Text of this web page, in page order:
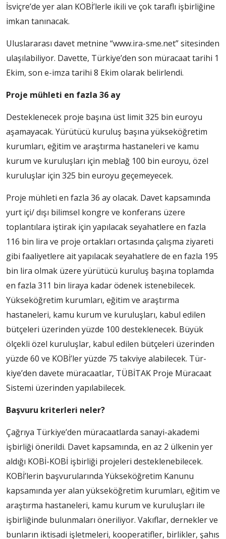
İsviç­re’de yer alan KOBİ’lerle ikili ve çok taraflı işbirliğine
imkan ta­nınacak.
Uluslararası davet metni­ne “www.ira-sme.net” sitesin­den
ulaşılabiliyor. Davette, Tür­kiye’den son müracaat tarihi 1
Ekim, son e-imza tarihi 8 Ekim olarak belirlendi.
Proje mühleti en fazla 36 ay
Desteklenecek proje başına üst limit 325 bin euroyu
aşama­yacak. Yürütücü kuruluş başına yükseköğretim
kurumları, eği­tim ve araştırma hastaneleri ve kamu
kurum ve kuruluşları için meblağ 100 bin euroyu, özel
kuru­luşlar için 325 bin euroyu geçe­meyecek.
Proje mühleti en fazla 36 ay ola­cak. Davet kapsamında
yurt içi/ dışı bilimsel kongre ve konfe­rans üzere
toplantılara iştirak için yapılacak seyahatlere en fazla
116 bin lira ve proje ortak­ları ortasında çalışma ziyareti
gi­bi faaliyetlere ait yapılacak seyahatlere de en fazla 195
bin lira olmak üzere yürütücü ku­ruluş başına toplamda
en fazla 311 bin liraya kadar ödenek is­tenebilecek.
Yükseköğretim ku­rumları, eğitim ve araştırma
hastaneleri, kamu kurum ve ku­ruluşları, kabul edilen
bütçele­ri üzerinden yüzde 100 destek­lenecek. Büyük
ölçekli özel ku­ruluşlar, kabul edilen bütçeleri üzerinden
yüzde 60 ve KOBİ’ler yüzde 75 takviye alabilecek. Tür­
kiye’den davete müracaatlar, TÜ­BİTAK Proje Müracaat
Sistemi üzerinden yapılabilecek.
Başvuru kriterleri neler?
Çağrıya Türkiye’den müracaatlarda sanayi-akademi
işbirliği önerildi. Davet kapsamında, en az 2 ülkenin yer
aldığı KOBİ-KOBİ işbirliği projeleri desteklenebilecek.
KOBİ’lerin başvurularında Yükseköğretim Kanunu
kapsamında yer alan yükseköğretim kurumları, eğitim ve
araştırma hastaneleri, kamu kurum ve kuruluşları ile
işbirliğinde bulunmaları öneriliyor. Vakıflar, dernekler ve
bunların iktisadi işletmeleri, kooperatifler, birlikler, şahıs